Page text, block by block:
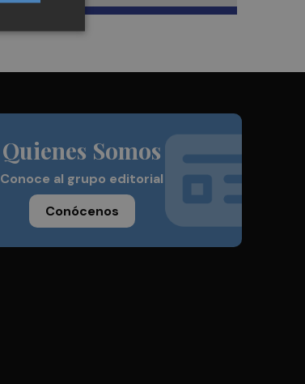
Quienes Somos
Conoce al grupo editorial
Conócenos